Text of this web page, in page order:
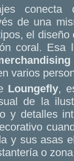
conecta
de una
el
coral. Esa
varios
Loungefly,
de la
y detalles
y sus asas
o